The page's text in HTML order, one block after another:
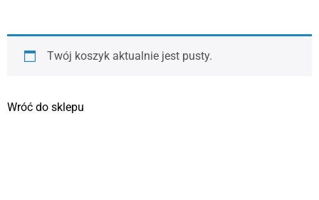
Twój koszyk aktualnie jest pusty.
Wróć do sklepu